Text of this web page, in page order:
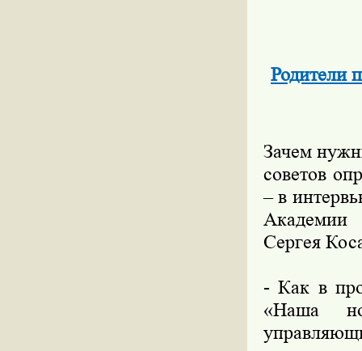
Родители
Зачем
советов
– в
Академии
Сергея
- Как в
«Наша